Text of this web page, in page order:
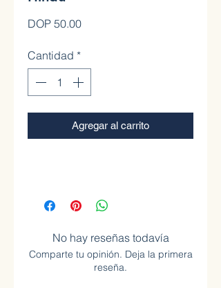
DOP 50.00Precio
Cantidad *
Agregar al carrito
No hay reseñas todavía
Comparte tu opinión. Deja la primera
reseña.